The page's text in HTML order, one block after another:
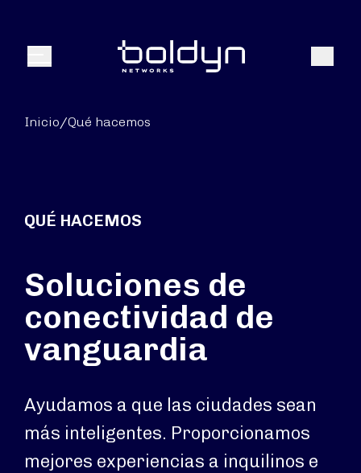
Menú Buscar
Inicio/Qué hacemos
QUÉ HACEMOS
Soluciones de
conectividad de
vanguardia
Ayudamos a que las ciudades sean
más inteligentes. Proporcionamos
mejores experiencias a inquilinos e